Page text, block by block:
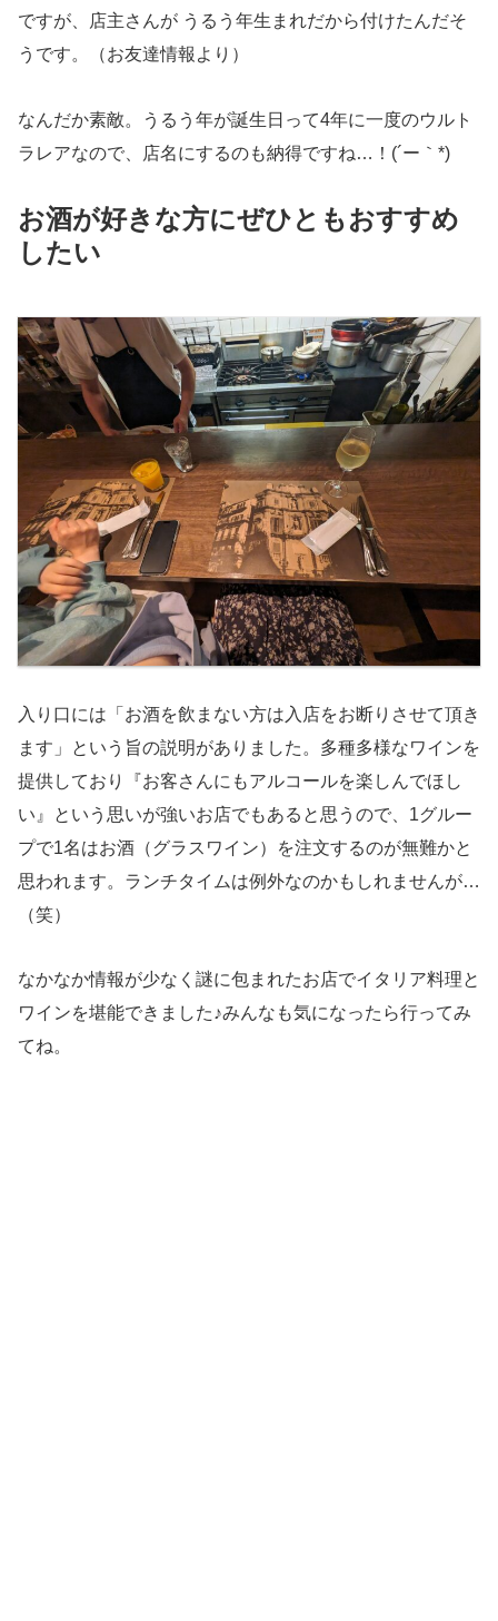
ですが、店主さんが うるう年生まれだから付けたんだそ
うです。（お友達情報より）
なんだか素敵。うるう年が誕生日って4年に一度のウルト
ラレアなので、店名にするのも納得ですね…！(´ー｀*)
お酒が好きな方にぜひともおすすめ
したい
入り口には「お酒を飲まない方は入店をお断りさせて頂き
ます」という旨の説明がありました。多種多様なワインを
提供しており『お客さんにもアルコールを楽しんでほし
い』という思いが強いお店でもあると思うので、1グルー
プで1名はお酒（グラスワイン）を注文するのが無難かと
思われます。ランチタイムは例外なのかもしれませんが…
（笑）
なかなか情報が少なく謎に包まれたお店でイタリア料理と
ワインを堪能できました♪みんなも気になったら行ってみ
てね。